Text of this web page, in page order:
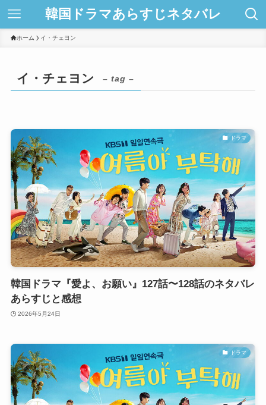
韓国ドラマあらすじネタバレ
ホーム イ・チェヨン
イ・チェヨン – tag –
ドラマ
韓国ドラマ『愛よ、お願い』127話〜128話のネタバレ
あらすじと感想
2026年5月24日
ドラマ